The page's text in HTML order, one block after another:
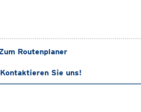
Routenplaner
Kontaktieren Sie uns!